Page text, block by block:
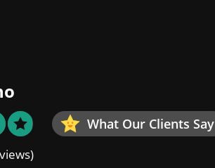
What Our Clients Say